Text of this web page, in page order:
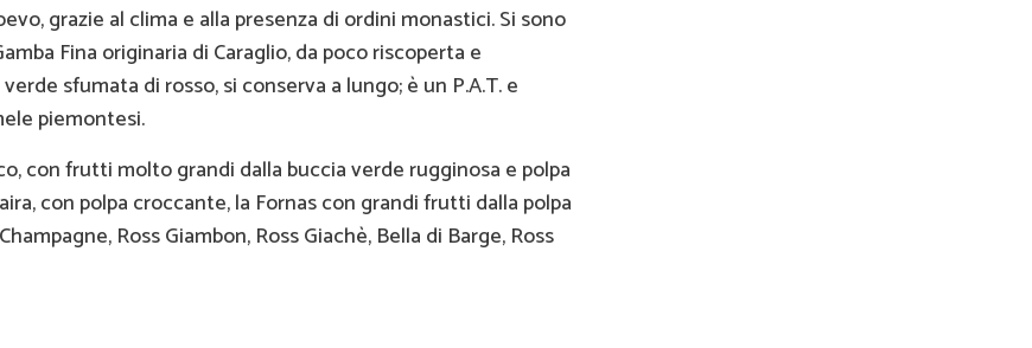
grazie al clima e alla presenza di ordini monastici. Si sono
Fina originaria di Caraglio, da poco riscoperta e
sfumata di rosso, si conserva a lungo; è un P.A.T. e
piemontesi.
con frutti molto grandi dalla buccia verde rugginosa e polpa
con polpa croccante, la Fornas con grandi frutti dalla polpa
Ross Giambon, Ross Giachè, Bella di Barge, Ross